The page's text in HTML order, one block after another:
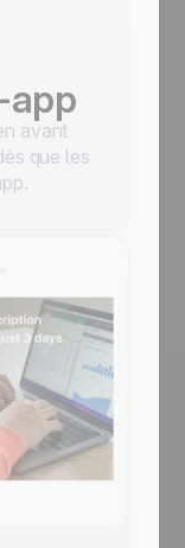
app
avant
que les